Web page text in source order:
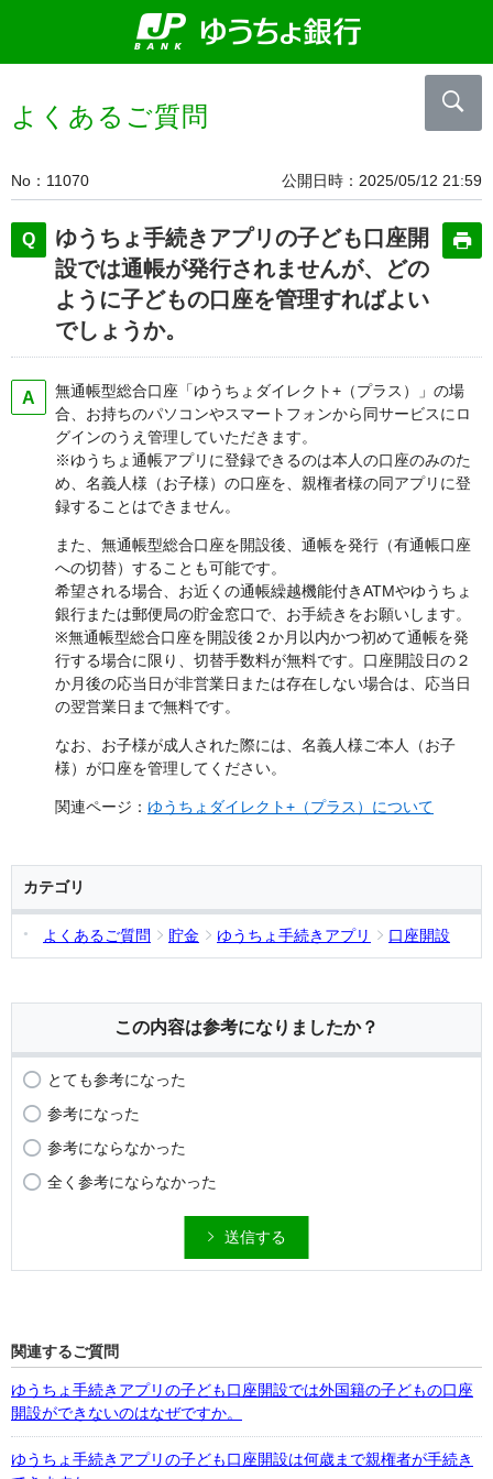
よくあるご質問
No 11070 公開日時 2025/05/12 21:59
ゆうちょ手続きアプリの子ども口座開
設では通帳が発行されませんが、どの
ように子どもの口座を管理すればよい
でしょうか。
無通帳型総合口座「ゆうちょダイレクト+（プラス）」の場
合、お持ちのパソコンやスマートフォンから同サービスにロ
グインのうえ管理していただきます。
※ゆうちょ通帳アプリに登録できるのは本人の口座のみのた
め、名義人様（お子様）の口座を、親権者様の同アプリに登
録することはできません。
また、無通帳型総合口座を開設後、通帳を発行（有通帳口座
への切替）することも可能です。
希望される場合、お近くの通帳繰越機能付きATMやゆうちょ
銀行または郵便局の貯金窓口で、お手続きをお願いします。
※無通帳型総合口座を開設後２か月以内かつ初めて通帳を発
行する場合に限り、切替手数料が無料です。口座開設日の２
か月後の応当日が非営業日または存在しない場合は、応当日
の翌営業日まで無料です。
なお、お子様が成人された際には、名義人様ご本人（お子
様）が口座を管理してください。
関連ページ： ゆうちょダイレクト+（プラス）について
カテゴリ
よくあるご質問 貯金 ゆうちょ手続きアプリ 口座開設
この内容は参考になりましたか？
とても参考になった
参考になった
参考にならなかった
全く参考にならなかった
送信する
関連するご質問
ゆうちょ手続きアプリの子ども口座開設では外国籍の子どもの口座
開設ができないのはなぜですか。
ゆうちょ手続きアプリの子ども口座開設は何歳まで親権者が手続き